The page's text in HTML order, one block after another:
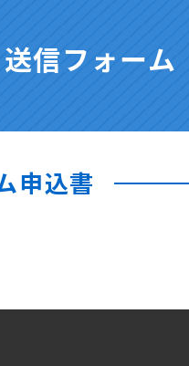
送信フォーム
申込書